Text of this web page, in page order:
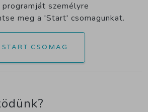
személyre
meg a 'Start' csomagunkat.
START CSOMAG